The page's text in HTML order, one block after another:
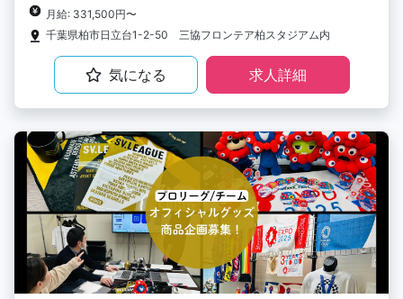
月給: 331,500円〜
千葉県柏市日立台1-2-50 三協フロンテア柏スタジアム内
気になる 求人詳細